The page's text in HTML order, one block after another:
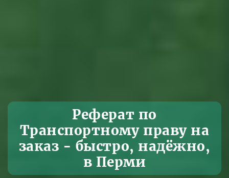
Реферат по
Транспортному праву на
заказ - быстро, надёжно,
в Перми